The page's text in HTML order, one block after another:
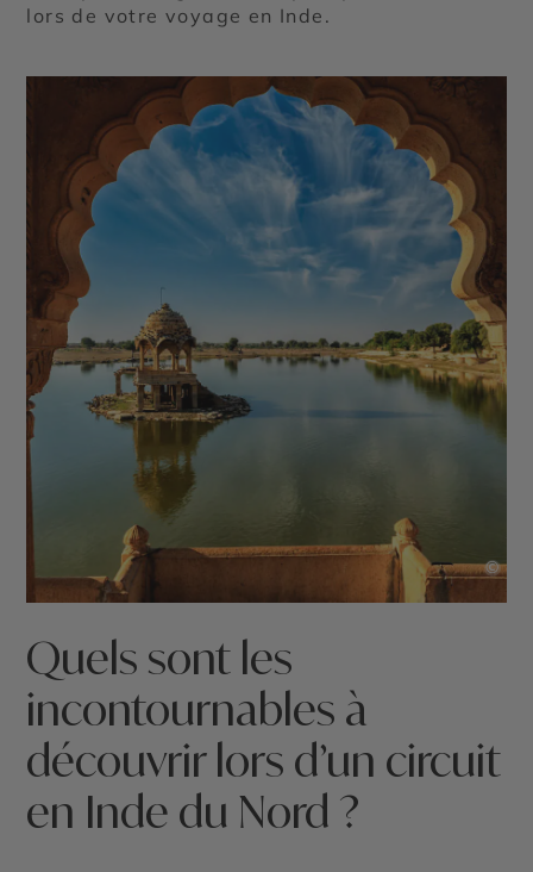
lors de votre voyage en Inde.
©
Quels sont les
incontournables à
découvrir lors d’un circuit
en Inde du Nord ?